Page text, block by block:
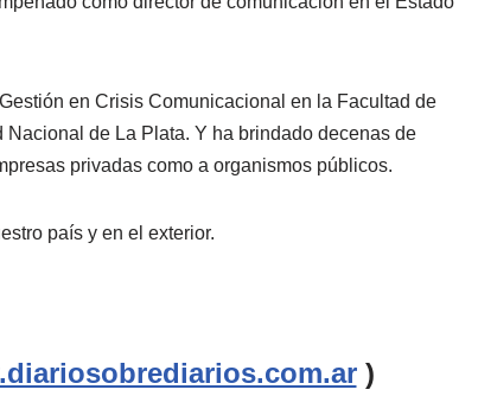
en Crisis Comunicacional en la Facultad de
de La Plata. Y ha brindado decenas de
privadas como a organismos públicos.
país y en el exterior.
)